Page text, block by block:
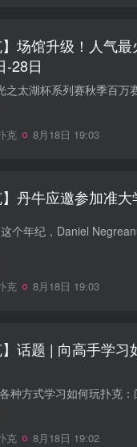
】场馆升级！人气
-28日
克 8月18日 19:03
】丹牛应邀参加准
克 8月18日 19:03
】话题 | 向高手学
克 8月18日 19:02